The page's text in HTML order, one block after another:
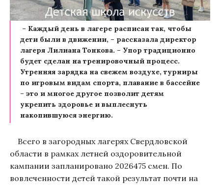
– Каждый день в лагере расписан так, чтобы
дети были в движении, – рассказала директор
лагеря Лилиана Тонкова. – Упор традиционно
будет сделан на тренировочный процесс.
Утренняя зарядка на свежем воздухе, турниры
по игровым видам спорта, плавание в бассейне
– это и многое другое позволит детям
укрепить здоровье и выплеснуть
накопившуюся энергию.
Всего в загородных лагерях Свердловской
области в рамках летней оздоровительной
кампании запланировано 2026475 смен. По
вовлеченности детей такой результат почти на